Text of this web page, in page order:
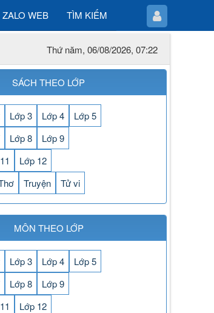
ZALO WEB TÌM KIẾM
Thứ năm, 06/08/2026, 07:22
SÁCH THEO LỚP
Lớp 3 Lớp 4
Lớp 5
Lớp 8
Lớp 9
Lớp 12
Truyện Tử vi
MÔN THEO LỚP
Lớp 3 Lớp 4
Lớp 5
Lớp 8
Lớp 9
Lớp 12